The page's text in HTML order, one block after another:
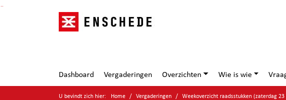
Ga naar de inhoud van deze pagina
Ga naar het zoeken
Ga naar het menu
Dashboard Vergaderingen Overzichten Wie is wie
U bevindt zich hier: Home Vergaderingen Weekoverzicht raadsstukken (zaterdag